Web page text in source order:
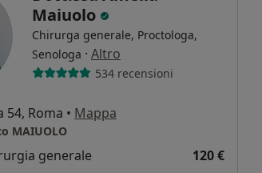
Maiuolo
Chirurga generale, Proctologa,
Senologa · Altro
534 recensioni
54, Roma • Mappa
MAIUOLO
generale 120 €